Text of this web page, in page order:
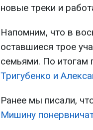
новые треки и
Напомним, что в
оставшиеся трое
семьями. По итогам
Тригубенко и
Ранее мы писали,
Мишину